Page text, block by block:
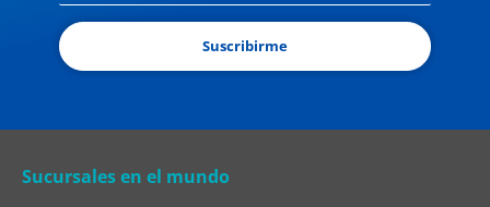
Suscribirme
Sucursales en el mundo